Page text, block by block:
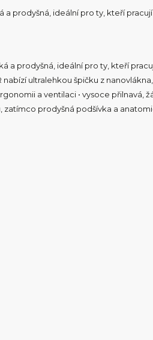
a prodyšná, ideální pro ty, kteří
a prodyšná, ideální pro ty, kteří
nabízí ultralehkou špičku z
a ventilaci • vysoce přilnavá,
prodyšná podšívka a